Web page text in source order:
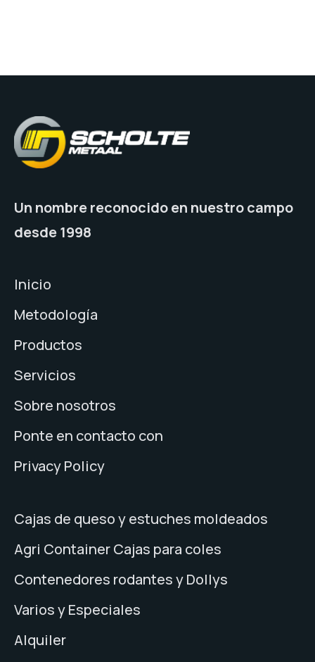
Un nombre reconocido en nuestro campo
desde 1998
Inicio
Metodología
Productos
Servicios
Sobre nosotros
Ponte en contacto con
Privacy Policy
Cajas de queso y estuches moldeados
Agri Container Cajas para coles
Contenedores rodantes y Dollys
Varios y Especiales
Alquiler